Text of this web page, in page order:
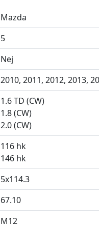
Mazda
5
Nej
2010, 2011, 2012, 2013,
1.6 TD (CW)
1.8 (CW)
2.0 (CW)
116 hk
146 hk
5x114.3
67.10
M12